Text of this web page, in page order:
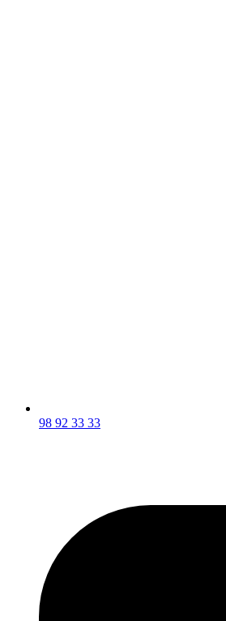
98 92 33 33